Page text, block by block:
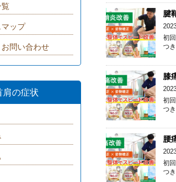
腱
初
つ
膝
初
つ
腰
初
つ
ップ
お問い合わせ
肩の症状